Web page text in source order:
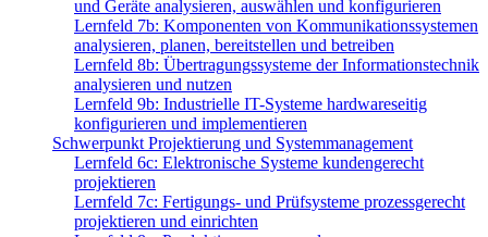
und Geräte analysieren, auswählen und konfigurieren
Lernfeld 7b: Komponenten von Kommunikationssystemen
analysieren, planen, bereitstellen und betreiben
Lernfeld 8b: Übertragungssysteme der Informationstechnik
analysieren und nutzen
Lernfeld 9b: Industrielle IT-Systeme hardwareseitig
konfigurieren und implementieren
Schwerpunkt Projektierung und Systemmanagement
Lernfeld 6c: Elektronische Systeme kundengerecht
projektieren
Lernfeld 7c: Fertigungs- und Prüfsysteme prozessgerecht
projektieren und einrichten